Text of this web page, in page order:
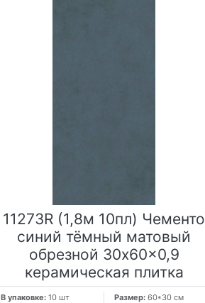
11273R (1,8м 10пл) Чементо
синий тёмный матовый
обрезной 30x60x0,9
керамическая плитка
В упаковке: 10 шт Размер: 60*30 см